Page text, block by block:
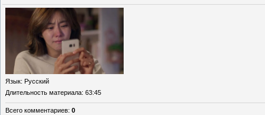
Язык: Русский
Длительность материала: 63:45
Всего комментариев: 0